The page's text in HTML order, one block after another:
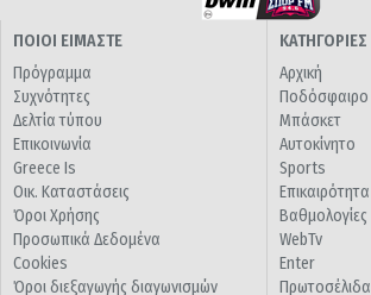
ΠΟΙΟΙ ΕΙΜΑΣΤΕ
Πρόγραμμα
Συχνότητες
Δελτία τύπου
Επικοινωνία
Greece Is
Οικ. Καταστάσεις
Όροι Χρήσης
Προσωπικά Δεδομένα
Cookies
Όροι διεξαγωγής διαγωνισμών
ΚΑΤΗΓΟΡΙΕΣ
Αρχική
Ποδόσφαιρο
Μπάσκετ
Αυτοκίνητο
Sports
Επικαιρότητα
Βαθμολογίες
WebTv
Enter
Πρωτοσέλιδα